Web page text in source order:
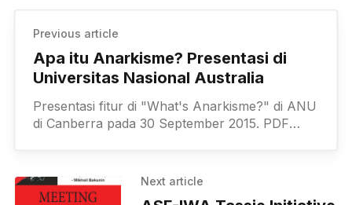
Previous article
Apa itu Anarkisme? Presentasi di
Universitas Nasional Australia
Presentasi fitur di "What's Anarkisme?" di ANU
di Canberra pada 30 September 2015. PDF
Next article